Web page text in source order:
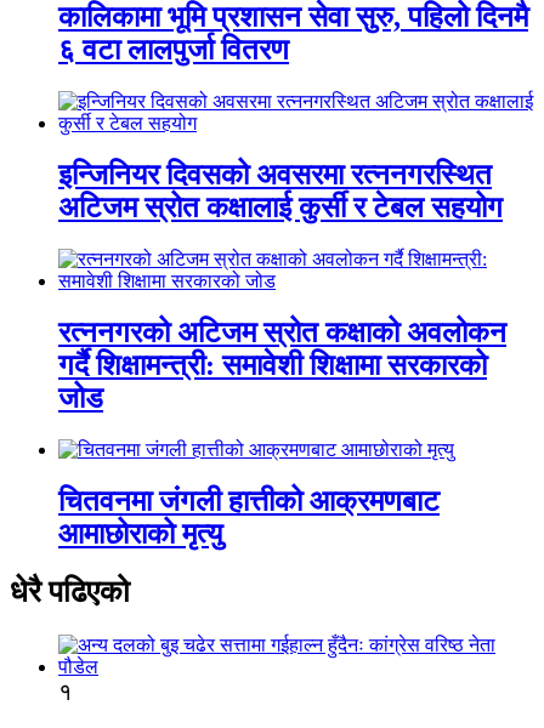
कालिकामा भूमि प्रशासन सेवा सुरु, पहिलो दिनमै
६ वटा लालपुर्जा वितरण
इन्जिनियर दिवसको अवसरमा रत्ननगरस्थित
अटिजम स्रोत कक्षालाई कुर्सी र टेबल सहयोग
रत्ननगरको अटिजम स्रोत कक्षाको अवलोकन
गर्दै शिक्षामन्त्री: समावेशी शिक्षामा सरकारको
जोड
चितवनमा जंगली हात्तीको आक्रमणबाट
आमाछोराको मृत्यु
धेरै पढिएको
१